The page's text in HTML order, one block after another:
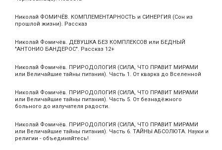
Николай ФОМИЧЁВ. КОМПЛЕМЕНТАРНОСТЬ и СИНЕРГИЯ (Сон из
прошлой жизни). Рассказ
Николай Фомичёв. ДЕВУШКА БЕЗ КОМПЛЕКСОВ или БЕДНЫЙ
"АНТОНИО БАНДЕРОС". Рассказ 12+
Николай Фомичёв. ПРИРОДОЛОГИЯ (СИЛА, ЧТО ПРАВИТ МИРАМИ
или Величайшие тайны питания). Часть 1. От кварка до Вселенной
Николай Фомичёв. ПРИРОДОЛОГИЯ (СИЛА, ЧТО ПРАВИТ МИРАМИ
или Величайшие тайны питания). Часть 5. От безнадёжного
больного до излучателя радости.
Николай Фомичёв. ПРИРОДОЛОГИЯ (СИЛА, ЧТО ПРАВИТ МИРАМИ
или Величайшие тайны питания). Часть 6. ТАЙНЫ АБСОЛЮТА. Науки и
религии - объединяйтесь!